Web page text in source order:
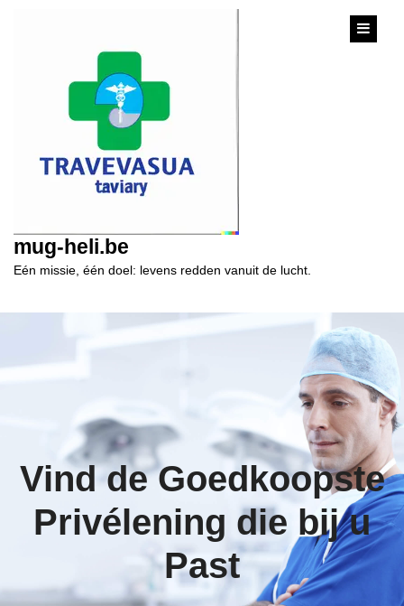
mug-heli.be
Eén missie, één doel: levens redden vanuit de lucht.
Vind de Goedkoopste
Privélening die bij u
Past